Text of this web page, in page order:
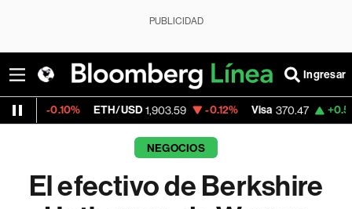
PUBLICIDAD
Ingresar
ETH/USD 1,903.59 -0.12% Visa 370.47 +0.52%
NEGOCIOS
El efectivo de Berkshire